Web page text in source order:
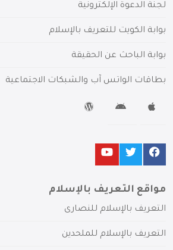
لجنة الدعوة الإلكترونية
بوابة الكويت للتعريف بالإسلام
بوابة الباحث عن الحقيقة
بطاقات الواتس آب والشبكات الاجتماعية
مواقع التعريف بالإسلام
التعريف بالإسلام للنصارى
التعريف بالإسلام للملحدين